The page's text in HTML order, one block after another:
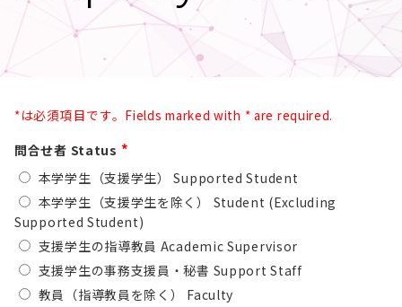
*は必須項目です。Fields marked with * are required.
問合せ者 Status *
本学学生（支援学生） Supported Student
本学学生（支援学生を除く） Student (Excluding
Supported Student)
支援学生の指導教員 Academic Supervisor
支援学生の事務支援員・秘書 Support Staff
教員（指導教員を除く） Faculty